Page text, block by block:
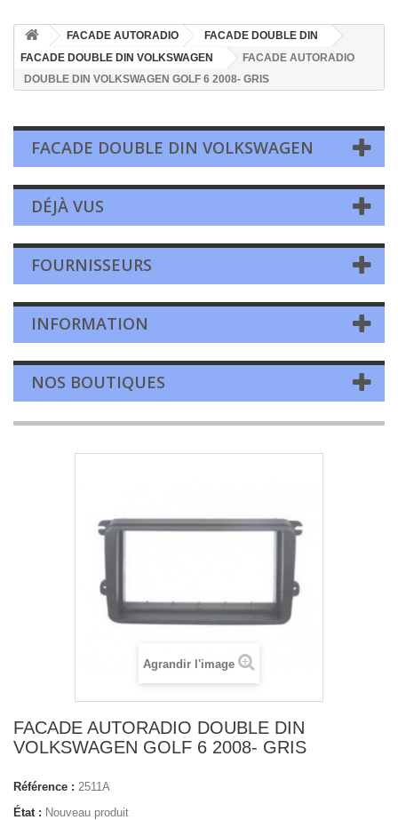
FACADE AUTORADIO
FACADE DOUBLE DIN
FACADE DOUBLE DIN VOLKSWAGEN
FACADE AUTORADIO
DOUBLE DIN VOLKSWAGEN GOLF 6 2008- GRIS
FACADE DOUBLE DIN VOLKSWAGEN
DÉJÀ VUS
FOURNISSEURS
INFORMATION
NOS BOUTIQUES
Agrandir l'image
FACADE AUTORADIO DOUBLE DIN
VOLKSWAGEN GOLF 6 2008- GRIS
Référence : 2511A
État : Nouveau produit